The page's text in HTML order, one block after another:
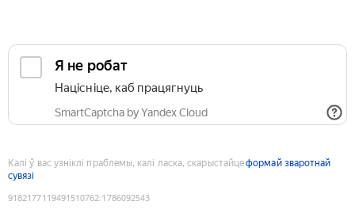
Я не робат
Націсніце, каб працягнуць
SmartCaptcha by Yandex Cloud
Калі ў вас узніклі праблемы, калі ласка, скарыстайцеформай зваротнай
сувязі
9182177119491510762:1786092543